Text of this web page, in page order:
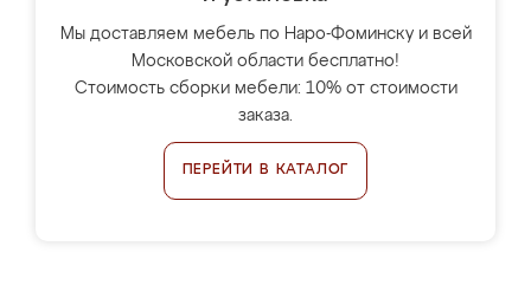
Мы доставляем мебель по Наро-Фоминску и всей
Московской области бесплатно!
Стоимость сборки мебели: 10% от стоимости
заказа.
ПЕРЕЙТИ В КАТАЛОГ